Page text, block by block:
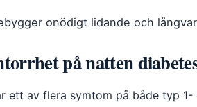
onödigt lidande och
på natten
ett av flera symtom på både typ